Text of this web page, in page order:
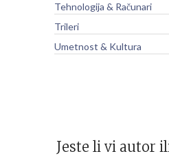
Tehnologija & Računari
Trileri
Umetnost & Kultura
Jeste li vi autor